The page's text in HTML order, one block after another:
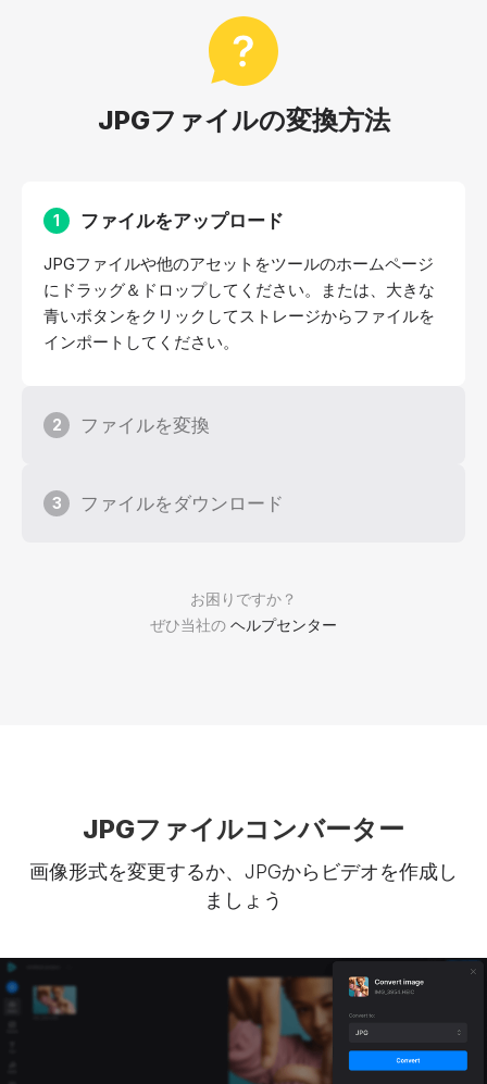
JPGファイルの変換方法
お困りですか？
ぜひ当社の ヘルプセンター
1 ファイルをアップロード
JPGファイルや他のアセットをツールのホームページ
にドラッグ＆ドロップしてください。または、大きな
青いボタンをクリックしてストレージからファイルを
インポートしてください。
2 ファイルを変換
3 ファイルをダウンロード
JPGファイルコンバーター
画像形式を変更するか、JPGからビデオを作成し
ましょう